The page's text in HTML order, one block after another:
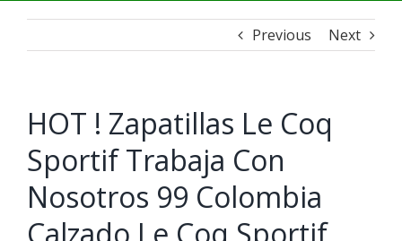
Previous Next
HOT ! Zapatillas Le Coq
Sportif Trabaja Con
Nosotros 99 Colombia
Calzado Le Coq Sportif …